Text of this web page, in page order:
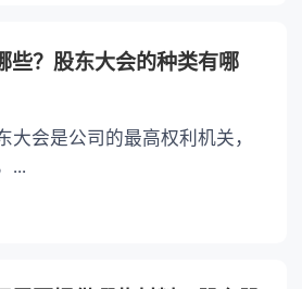
些？股东大会的种类有哪
大会是公司的最高权利机关，
...